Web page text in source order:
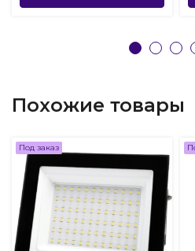
Похожие товары
Под заказ